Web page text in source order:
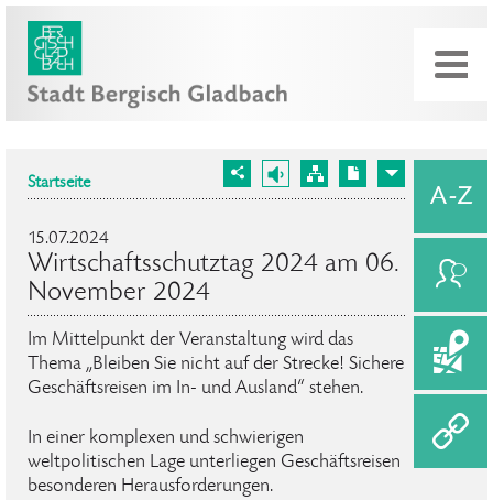
Startseite
15.07.2024
Wirtschaftsschutztag 2024 am 06.
November 2024
Im Mittelpunkt der Veranstaltung wird das
Thema „Bleiben Sie nicht auf der Strecke! Sichere
Geschäftsreisen im In- und Ausland“ stehen.
In einer komplexen und schwierigen
weltpolitischen Lage unterliegen Geschäftsreisen
besonderen Herausforderungen.